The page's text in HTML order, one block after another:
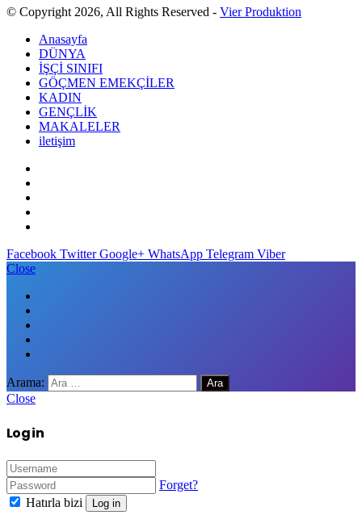
© Copyright 2026, All Rights Reserved - Vier Produktion
Anasayfa
DÜNYA
İŞÇİ SINIFI
GÖÇMEN EMEKÇİLER
KADIN
GENÇLİK
MAKALELER
iletişim
Facebook Twitter Google+ WhatsApp Telegram Viber
Close
Arama:
Close
Log in
Forget?
Hatırla bizi
Log in